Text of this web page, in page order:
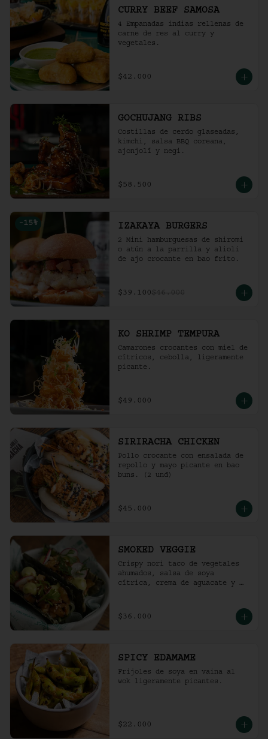
CURRY BEEF SAMOSA
4 Empanadas indias rellenas de
carne de res al curry y
vegetales.
$42.000
GOCHUJANG RIBS
Costillas de cerdo glaseadas,
kimchi, salsa BBQ coreana,
ajonjolí y negi.
$58.500
-15 % IZAKAYA BURGERS
2 Mini hamburguesas de shiromi
o atún a la parrilla y alioli
de ajo crocante en bao frito.
$39.100$46.000
KO SHRIMP TEMPURA
Camarones crocantes con miel de
cítricos, cebolla, ligeramente
picante.
$49.000
SIRIRACHA CHICKEN
Pollo crocante con ensalada de
repollo y mayo picante en bao
buns. (2 und)
$45.000
SMOKED VEGGIE
Crispy nori taco de vegetales
ahumados, salsa de soya
cítrica, crema de aguacate y
$36.000
SPICY EDAMAME
Frijoles de soya en vaina al
wok ligeramente picantes.
$22.000